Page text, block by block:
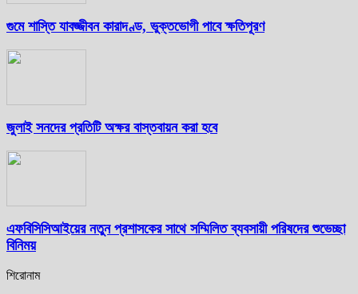
গুমে শাস্তি যাবজ্জীবন কারাদণ্ড, ভুক্তভোগী পাবে ক্ষতিপূরণ
জুলাই সনদের প্রতিটি অক্ষর বাস্তবায়ন করা হবে
এফবিসিসিআইয়ের নতুন প্রশাসকের সাথে সম্মিলিত ব্যবসায়ী পরিষদের শুভেচ্ছা
বিনিময়
শিরোনাম